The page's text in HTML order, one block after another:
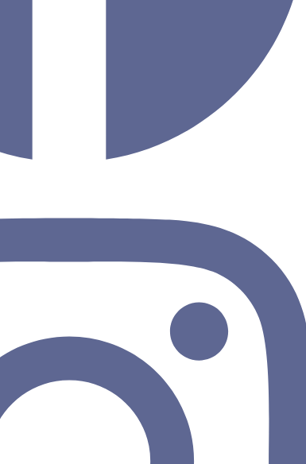
von einer stetig wachsenden und
mit einem exklusiven Abend für Unternehmer,
an Verona und seine kulturelle Identität.
zu geben, dass das Albergo Fontana offiziell
natürliche Entscheidung: Wir glauben fest an die
Stadt. Unsere Teilnahme bedeutet, einen
leisten und eine Institution zu unterstützen, die
und weltweites Prestige bringt.
wir die Verbindung zu unserer Region
über reine Gastfreundschaft hinausgeht – er soll